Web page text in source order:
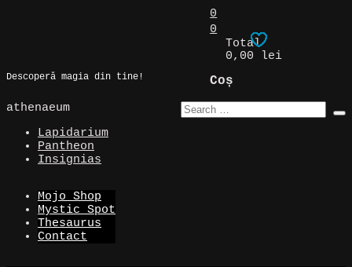
Descoperă magia din tine!
0
0
Total
0,00 lei
Coș
athenaeum
Lapidarium
Pantheon
Insignias
Mojo Shop
Mystic Spot
Thesaurus
Contact